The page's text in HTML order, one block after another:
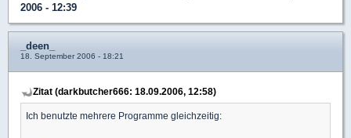
2006 - 12:39
_deen_
18. September 2006 - 18:21
Zitat (darkbutcher666: 18.09.2006, 12:58)
Ich benutzte mehrere Programme gleichzeitig: